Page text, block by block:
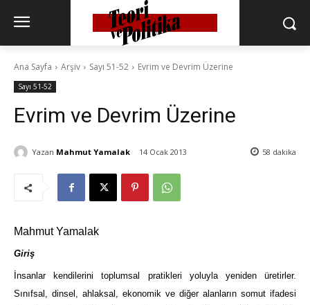
Ana Sayfa Arşiv Sayı 51-52 Evrim ve Devrim Üzerine
Sayı 51-52
Evrim ve Devrim Üzerine
Yazan Mahmut Yamalak 14 Ocak 2013 58 dakika
Mahmut Yamalak
Giriş
İnsanlar kendilerini toplumsal pratikleri yoluyla yeniden üretirler.
Sınıfsal, dinsel, ahlaksal, ekonomik ve diğer alanların somut ifadesi